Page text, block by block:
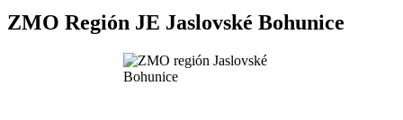
ZMO Región JE Jaslovské Bohunice